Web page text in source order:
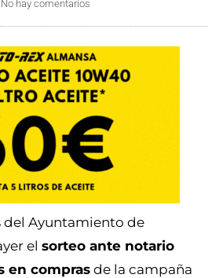
No hay comentarios
del Ayuntamiento de
el sorteo ante notario
en compras de la campaña